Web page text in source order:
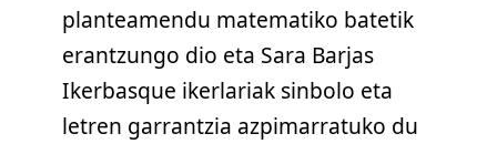
planteamendu matematiko batetik
erantzungo dio eta Sara Barjas
Ikerbasque ikerlariak sinbolo eta
letren garrantzia azpimarratuko du